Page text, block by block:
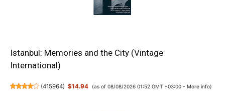
Istanbul: Memories and the City (Vintage
International)
(415964) $14.94 (as of 08/08/2026 01:52 GMT +03:00 - More info)